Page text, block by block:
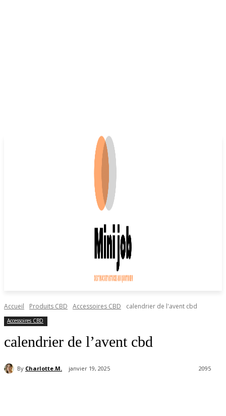
Accueil Produits CBD Accessoires CBD calendrier de l'avent cbd
Accessoires CBD
calendrier de l’avent cbd
By Charlotte.M. janvier 19, 2025 2095